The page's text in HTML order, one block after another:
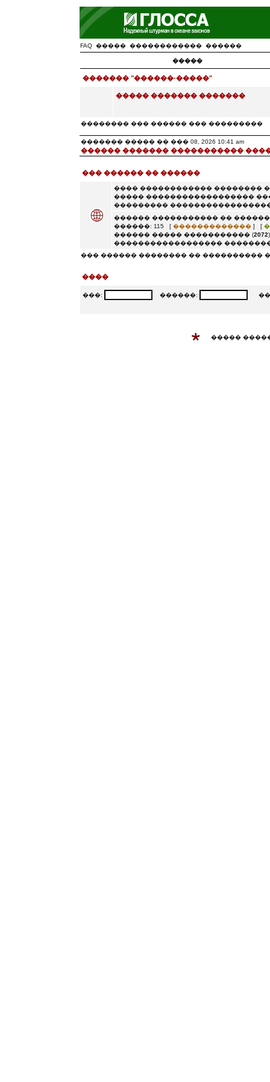
FAQ ����� ������������ ������
�����
������� "������-�����"
����� ������� �������
�������� ��� ������ ��� ���������
������� ����� �� ��� 08, 2026 10:41 am
������ ������� �����������
��� ������ �� ������
���� ������������ ��������
����� ������������������
���������
������ ����������� ��
������: 115 [ �������������] [
������ ����� ����������� (2072
������������������
��� ������ �������� �� ����������
����
���: ������:
�����